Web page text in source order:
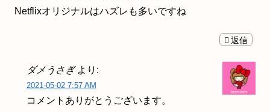
Netflixオリジナルはハズレも多いですね
返信
ダメうさぎ より:
2021-05-02 7:57 AM
コメントありがとうございます。